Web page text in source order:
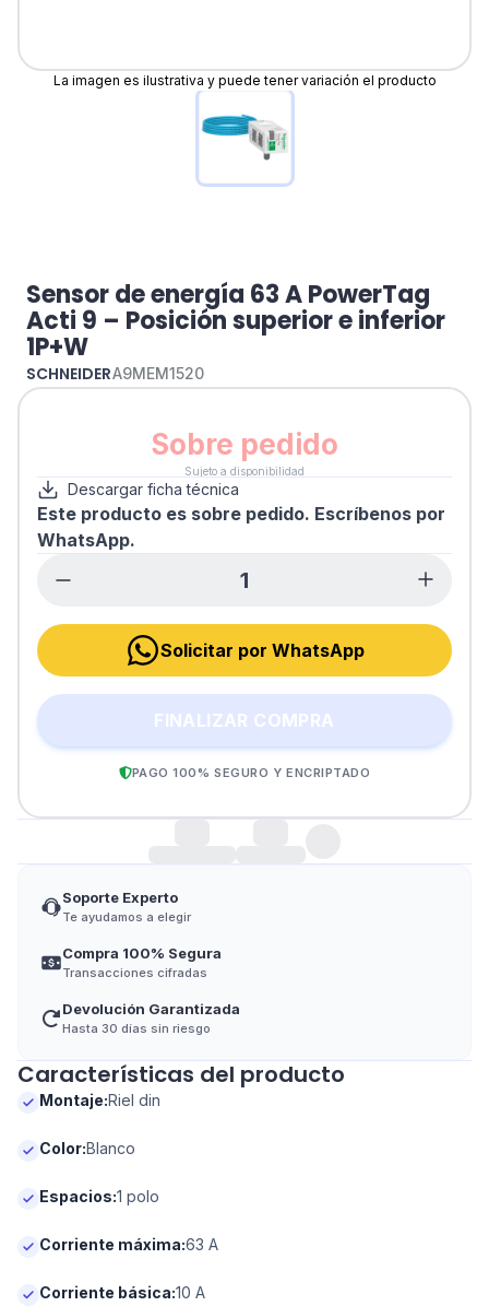
La imagen es ilustrativa y puede tener variación el producto
Sensor de energía 63 A PowerTag
Acti 9 – Posición superior e inferior
1P+W
SCHNEIDERA9MEM1520
Sobre pedido
Sujeto a disponibilidad
Descargar ficha técnica
Este producto es sobre pedido. Escríbenos por
WhatsApp.
Solicitar por WhatsApp
FINALIZAR COMPRA
PAGO 100% SEGURO Y ENCRIPTADO
Soporte Experto
Te ayudamos a elegir
Compra 100% Segura
Transacciones cifradas
Devolución Garantizada
Hasta 30 días sin riesgo
Características del producto
Montaje:Riel din
Color:Blanco
Espacios:1 polo
Corriente máxima:63 A
Corriente básica:10 A